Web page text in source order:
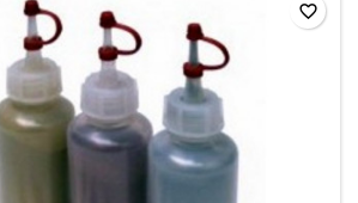
favorite_border